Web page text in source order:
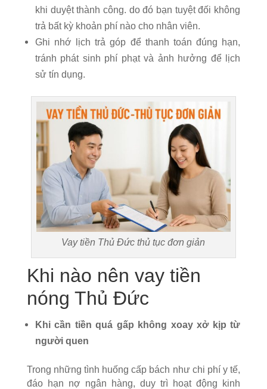
khi duyệt thành công. do đó bạn tuyệt đối không
trả bất kỳ khoản phí nào cho nhân viên.
Ghi nhớ lịch trả góp để thanh toán đúng hạn,
tránh phát sinh phí phạt và ảnh hưởng để lịch
sử tín dụng.
Vay tiền Thủ Đức thủ tục đơn giản
Khi nào nên vay tiền
nóng Thủ Đức
Khi cần tiền quá gấp không xoay xở kịp từ
người quen
Trong những tình huống cấp bách như chi phí y tế,
đáo hạn nợ ngân hàng, duy trì hoạt động kinh